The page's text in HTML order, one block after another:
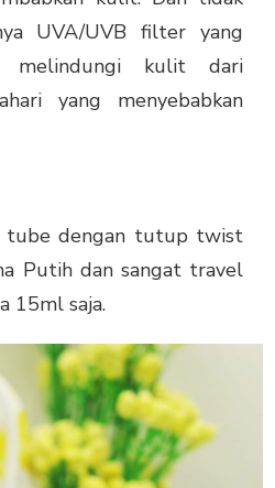
UVA/UVB filter yang
melindungi kulit dari
yang menyebabkan
tube dengan tutup twist
Putih dan sangat travel
15ml saja.